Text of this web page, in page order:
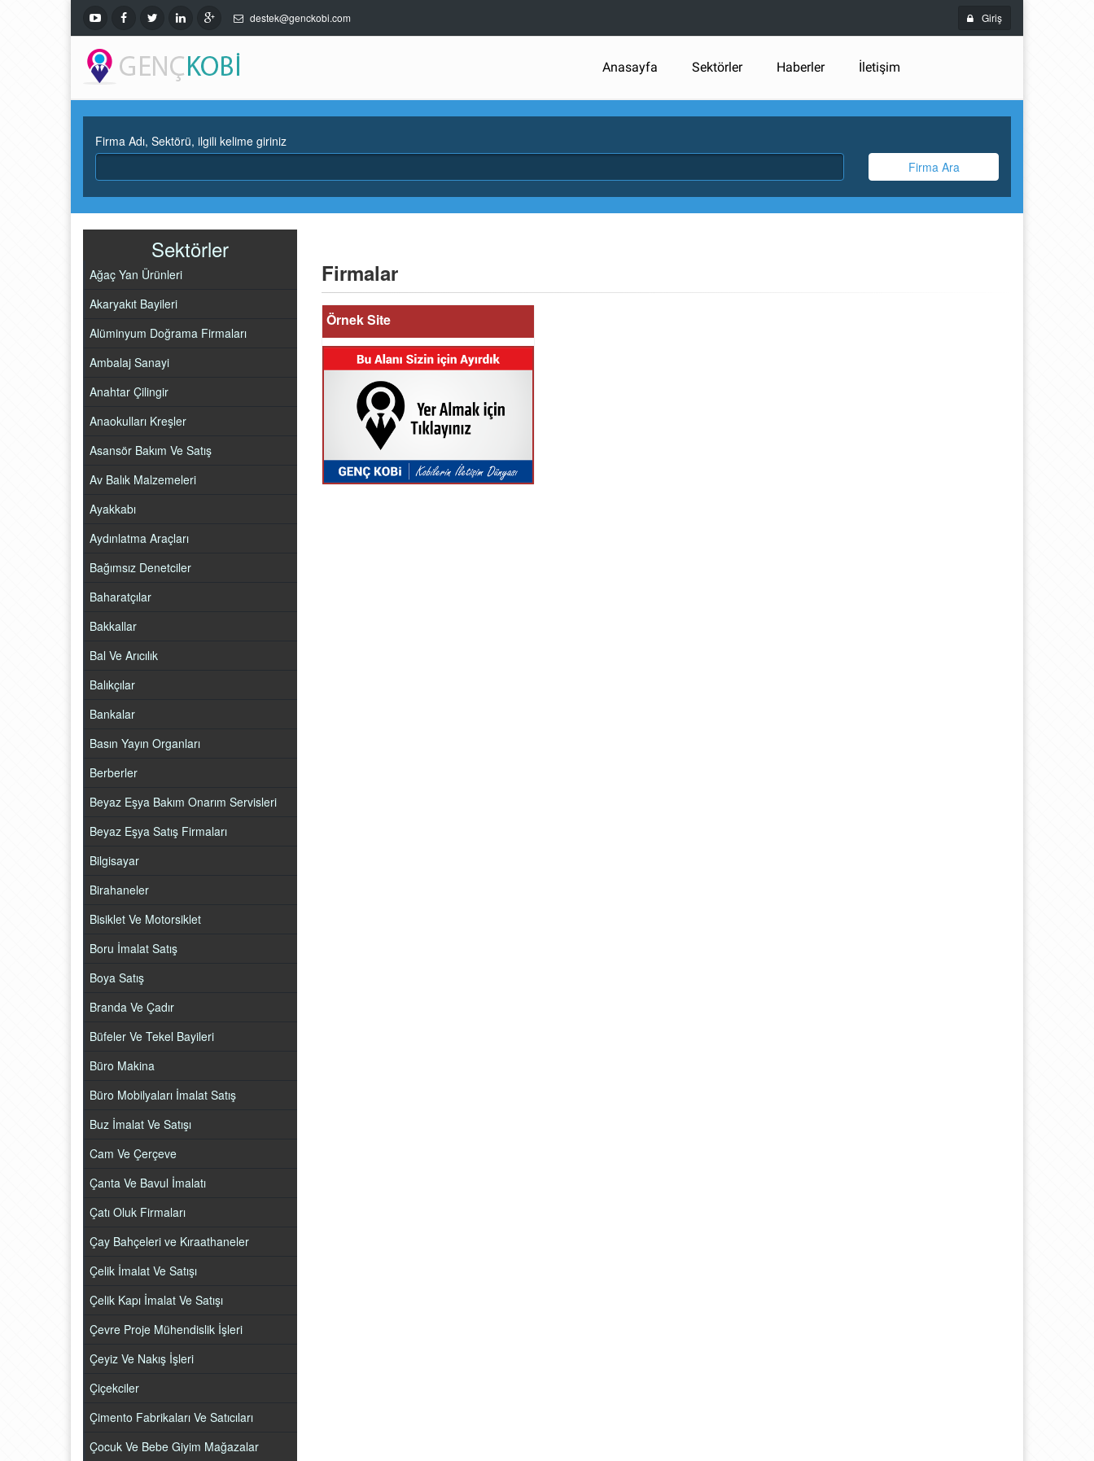
destek@genckobi.com Giriş
Anasayfa Sektörler Haberler İletişim
Firma Adı, Sektörü, ilgili kelime giriniz
Firma Ara
Sektörler
Ağaç Yan Ürünleri
Akaryakıt Bayileri
Alüminyum Doğrama Firmaları
Ambalaj Sanayi
Anahtar Çilingir
Anaokulları Kreşler
Asansör Bakım Ve Satış
Av Balık Malzemeleri
Ayakkabı
Aydınlatma Araçları
Bağımsız Denetciler
Baharatçılar
Bakkallar
Bal Ve Arıcılık
Balıkçılar
Bankalar
Basın Yayın Organları
Berberler
Beyaz Eşya Bakım Onarım Servisleri
Beyaz Eşya Satış Firmaları
Bilgisayar
Birahaneler
Bisiklet Ve Motorsiklet
Boru İmalat Satış
Boya Satış
Branda Ve Çadır
Büfeler Ve Tekel Bayileri
Büro Makina
Büro Mobilyaları İmalat Satış
Buz İmalat Ve Satışı
Cam Ve Çerçeve
Çanta Ve Bavul İmalatı
Çatı Oluk Firmaları
Çay Bahçeleri ve Kıraathaneler
Çelik İmalat Ve Satışı
Çelik Kapı İmalat Ve Satışı
Çevre Proje Mühendislik İşleri
Çeyiz Ve Nakış İşleri
Çiçekciler
Çimento Fabrikaları Ve Satıcıları
Çocuk Ve Bebe Giyim Mağazalar
Firmalar
Örnek Site